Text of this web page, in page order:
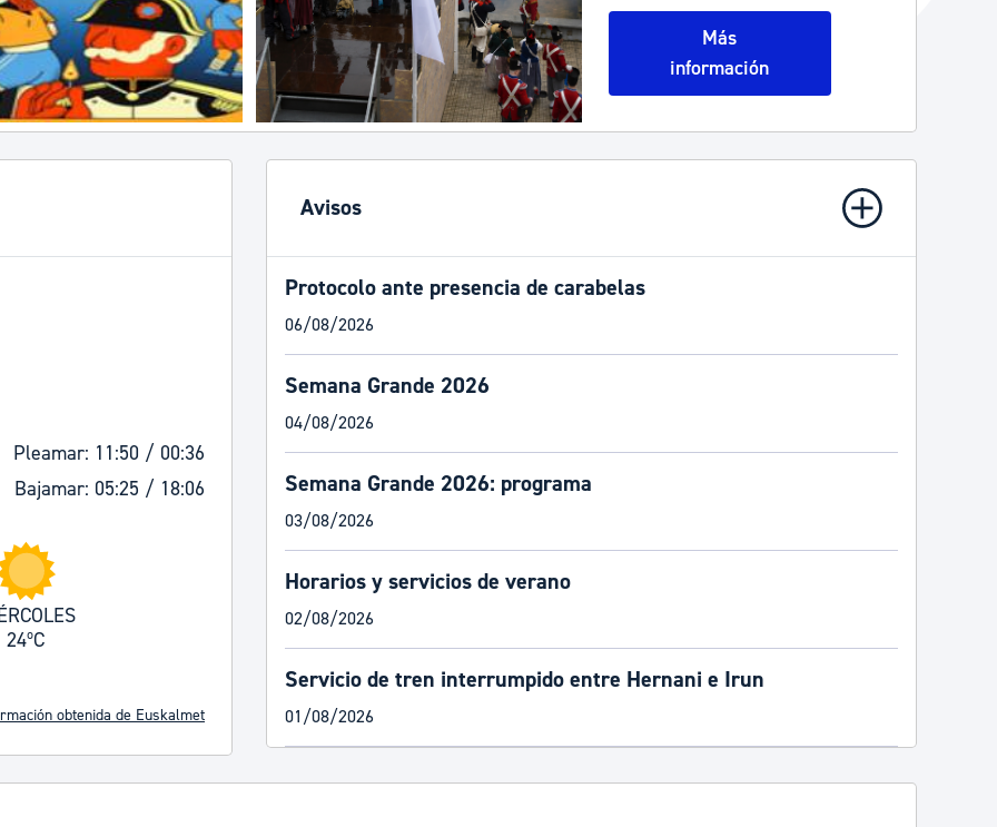
Más
información
Pleamar: 11:50 / 00:36
Bajamar: 05:25 / 18:06
weather.label.temperature:
24ºC
obtenida de Euskalmet
Avisos
Protocolo ante presencia de carabelas
06/08/2026
Semana Grande 2026
04/08/2026
Semana Grande 2026: programa
03/08/2026
Horarios y servicios de verano
02/08/2026
Servicio de tren interrumpido entre Hernani e Irun
01/08/2026